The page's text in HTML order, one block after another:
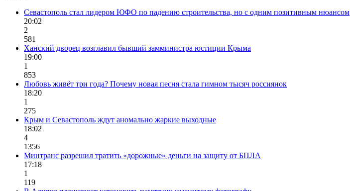
Севастополь стал лидером ЮФО по падению строительства, но с одним позитивным нюансом
20:02
2
581
Ханский дворец возглавил бывший замминистра юстиции Крыма
19:00
1
853
Любовь живёт три года? Почему новая песня стала гимном тысяч россиянок
18:20
1
275
Крым и Севастополь ждут аномально жаркие выходные
18:02
4
1356
Минтранс разрешил тратить «дорожные» деньги на защиту от БПЛА
17:18
1
119